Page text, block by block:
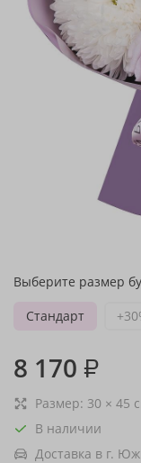
Выберите размер
Стандарт
8 170 ₽
Размер: 30 × 45
В наличии
Доставка в г.